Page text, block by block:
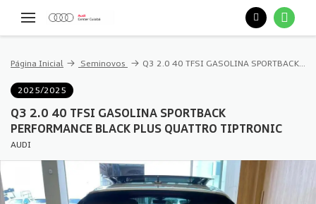
Página Inicial Seminovos Q3 2.0 40 TFSI GASOLINA SPORTBACK PERFORMANCE BLACK PLUS QUATTRO TIPTRONIC
2025/2025
Q3 2.0 40 TFSI GASOLINA SPORTBACK
PERFORMANCE BLACK PLUS QUATTRO TIPTRONIC
AUDI